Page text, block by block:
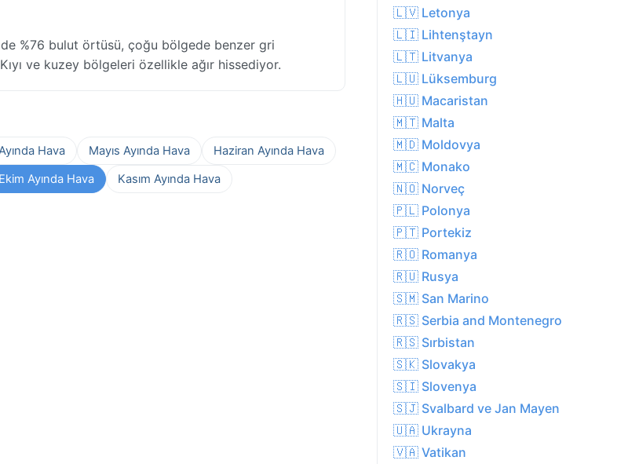
%76 bulut örtüsü, çoğu bölgede benzer gri
ve kuzey bölgeleri özellikle ağır hissediyor.
Hava Mayıs Ayında Hava
Haziran Ayında Hava
Ekim Ayında Hava
Kasım Ayında Hava
🇱🇻 Letonya
🇱🇮 Lihtenştayn
🇱🇹 Litvanya
🇱🇺 Lüksemburg
🇭🇺 Macaristan
🇲🇹 Malta
🇲🇩 Moldovya
🇲🇨 Monako
🇳🇴 Norveç
🇵🇱 Polonya
🇵🇹 Portekiz
🇷🇴 Romanya
🇷🇺 Rusya
🇸🇲 San Marino
🇷🇸 Serbia and Montenegro
🇷🇸 Sırbistan
🇸🇰 Slovakya
🇸🇮 Slovenya
🇸🇯 Svalbard ve Jan Mayen
🇺🇦 Ukrayna
🇻🇦 Vatikan